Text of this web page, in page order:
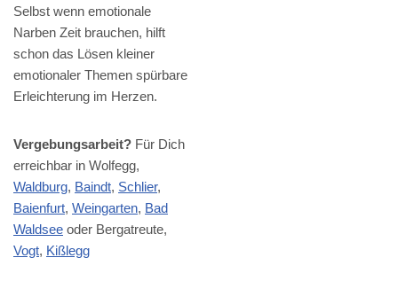
Selbst wenn emotionale
Narben Zeit brauchen, hilft
schon das Lösen kleiner
emotionaler Themen spürbare
Erleichterung im Herzen.
Vergebungsarbeit? Für Dich
erreichbar in Wolfegg,
Waldburg, Baindt, Schlier,
Baienfurt, Weingarten, Bad
Waldsee oder Bergatreute,
Vogt, Kißlegg